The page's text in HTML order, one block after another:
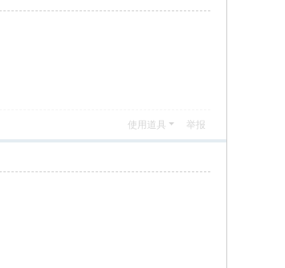
使用道具 举报